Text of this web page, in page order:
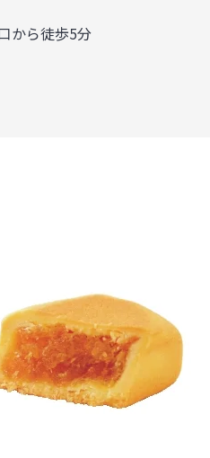
から徒歩5分